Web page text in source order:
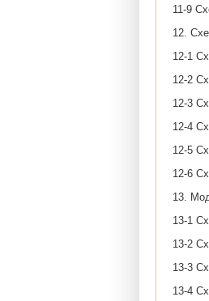
11-9
12.
12-1
12-2
12-3
12-4
12-5
12-6
13.
13-1
13-2
13-3
13-4